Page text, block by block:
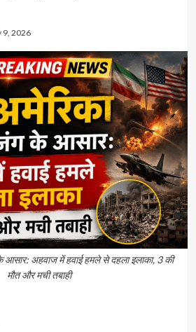
9, 2026
आसार: अहवाज में हवाई हमले से दहला इलाका, 3 की
मौत और मची तबाही